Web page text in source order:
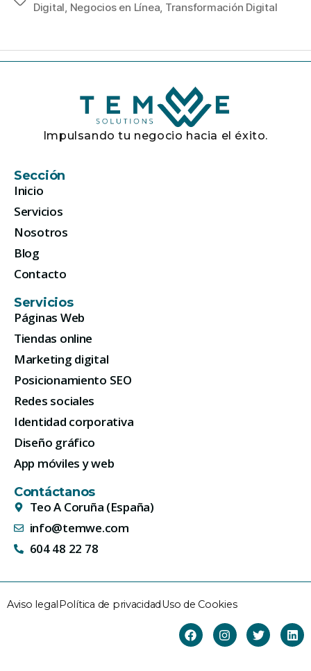
Digital, Negocios en Línea, Transformación Digital
Impulsando tu negocio hacia el éxito.
Sección
Inicio
Servicios
Nosotros
Blog
Contacto
Servicios
Páginas Web
Tiendas online
Marketing digital
Posicionamiento SEO
Redes sociales
Identidad corporativa
Diseño gráfico
App móviles y web
Contáctanos
Teo A Coruña (España)
info@temwe.com
604 48 22 78
Aviso legal Política de privacidadUso de Cookies